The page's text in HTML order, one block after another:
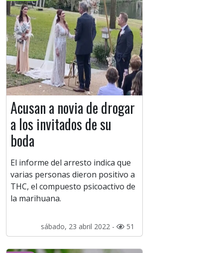
Acusan a novia de drogar
a los invitados de su
boda
El informe del arresto indica que
varias personas dieron positivo a
THC, el compuesto psicoactivo de
la marihuana.
sábado, 23 abril 2022 - 51